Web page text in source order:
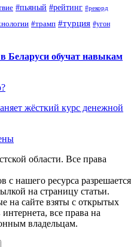
#пьяный #рейтинг #рекорд
#трамп #турция #угон
Беларуси обучат навыкам
жёсткий курс денежной
области. Все права
с нашего ресурса разрешается
на страницу статьи.
на сайте взяты с открытых
все права на
владельцам.